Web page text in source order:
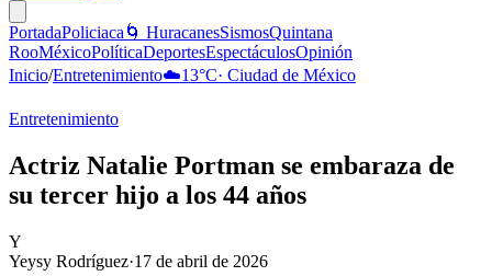
PortadaPoliciaca 🌀 HuracanesSismosQuintana
RooMéxicoPolíticaDeportesEspectáculosOpinión
Inicio/Entretenimiento☁️13°C· Ciudad de México
Entretenimiento
Actriz Natalie Portman se embaraza de
su tercer hijo a los 44 años
Y
Yeysy Rodríguez·17 de abril de 2026